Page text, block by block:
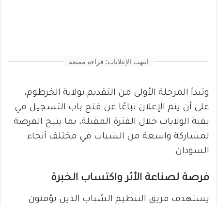
انتهت الإعلانات: قراءة ممتعة
وتبدأ المرحلة الأولى من التقديم بولاية الخرطوم،
على أن يتم الإعلان تباعًا عن فتح باب التسجيل في
بقية الولايات خلال الفترة المقبلة، بما يتيح الفرصة
لمشاركة واسعة من الشباب في مختلف أنحاء
السودان.
فرصة لصناعة الأثر واكتساب الخبرة
يستهدف فريق التنظيم الشباب الذين يؤمنون